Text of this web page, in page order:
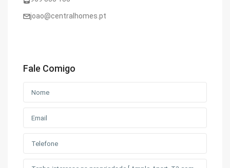
joao@centralhomes.pt
Fale Comigo